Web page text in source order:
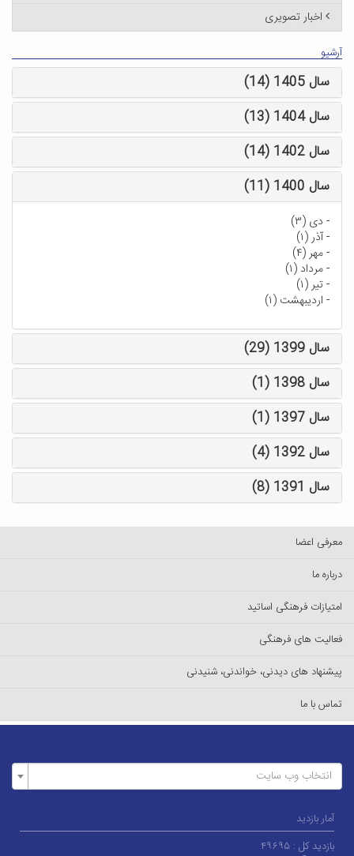
اخبار تصویری
آرشیو
سال 1405 (14)
سال 1404 (13)
سال 1402 (14)
سال 1400 (11)
- دی (۳)
-آذر (۱)
-مهر (۴)
-مرداد (۱)
-تیر (۱)
- اردیبهشت (۱)
سال 1399 (29)
سال 1398 (1)
سال 1397 (1)
سال 1392 (4)
سال 1391 (8)
معرفی اعضا
درباره ما
امتیازات فرهنگی اساتید
فعالیت های فرهنگی
پیشنهاد های دیدنی، خواندنی، شنیدنی
تماس با ما
انتخاب وب سایت
آمار بازدید
بازدید کل : ۴۹۶۹۵